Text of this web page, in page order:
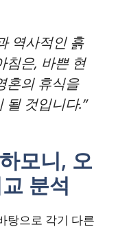
역사적인 흙
침은, 바쁜 현
혼의 휴식을
될 것입니다.”
모니, 오
분석
탕으로 각기 다른